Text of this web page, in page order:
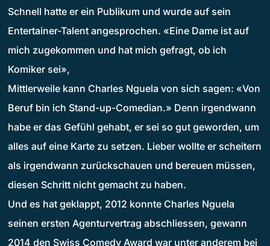
Schnell hatte er ein Publikum und wurde auf sein
Entertainer-Talent angesprochen. «Eine Dame ist auf
mich zugekommen und hat mich gefragt, ob ich
Komiker sei»,
Mittlerweile kann Charles Nguela von sich sagen: «Von
Beruf bin ich Stand-up-Comedian.» Denn irgendwann
habe er das Gefühl gehabt, er sei so gut geworden, um
alles auf eine Karte zu setzen. Lieber wollte er scheitern
als irgendwann zurückschauen und bereuen müssen,
diesen Schritt nicht gemacht zu haben.
Und es hat geklappt, 2012 konnte Charles Nguela
seinen ersten Agenturvertrag abschliessen, gewann
2014 den Swiss Comedy Award war unter anderem bei